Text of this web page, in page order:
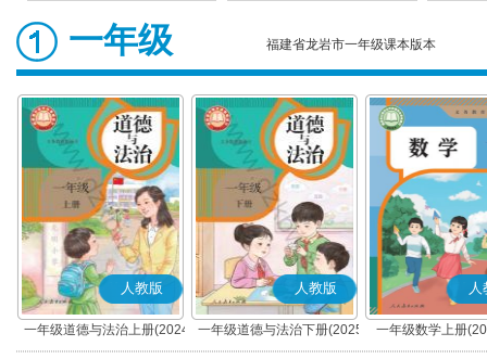
一年级 福建省龙岩市一年级课本版本
人教版
一年级道德与法治上册(2024
秋版)(部编版)
人教版
一年级道德与法治下册(2025
春版)(部编版)
人
一年级数学上册